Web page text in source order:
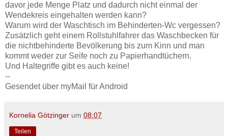
davor jede Menge Platz und dadurch nicht einmal der
Wendekreis eingehalten werden kann?
Warum wird der Waschtisch im Behinderten-Wc vergessen?
Zusätzlich geht einem Rollstuhlfahrer das Waschbecken für
die nichtbehinderte Bevölkerung bis zum Kinn und man
kommt weder zur Seife noch zu Papierhandtüchern.
Und Haltegriffe gibt es auch keine!
--
Gesendet über myMail für Android
Kornelia Götzinger um 08:07
Teilen